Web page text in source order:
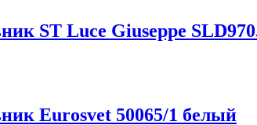
ST Luce Giuseppe
Eurosvet 50065/1 белый